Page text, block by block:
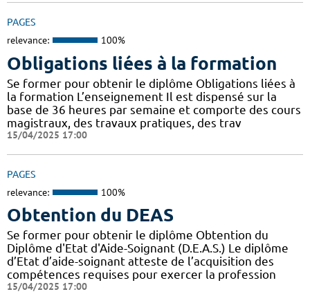
PAGES
relevance: 100%
Obligations liées à la formation
Se former pour obtenir le diplôme Obligations liées à
la formation L’enseignement Il est dispensé sur la
base de 36 heures par semaine et comporte des cours
magistraux, des travaux pratiques, des trav
15/04/2025 17:00
PAGES
relevance: 100%
Obtention du DEAS
Se former pour obtenir le diplôme Obtention du
Diplôme d'Etat d'Aide-Soignant (D.E.A.S.) Le diplôme
d’Etat d’aide-soignant atteste de l’acquisition des
compétences requises pour exercer la profession
15/04/2025 17:00